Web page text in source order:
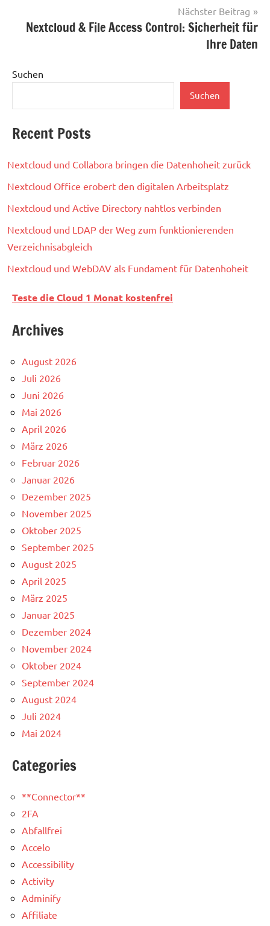
Nächster Beitrag
Nextcloud & File Access Control: Sicherheit für
Ihre Daten
Suchen
Suchen
Recent Posts
Nextcloud und Collabora bringen die Datenhoheit zurück
Nextcloud Office erobert den digitalen Arbeitsplatz
Nextcloud und Active Directory nahtlos verbinden
Nextcloud und LDAP der Weg zum funktionierenden
Verzeichnisabgleich
Nextcloud und WebDAV als Fundament für Datenhoheit
Teste die Cloud 1 Monat kostenfrei
Archives
August 2026
Juli 2026
Juni 2026
Mai 2026
April 2026
März 2026
Februar 2026
Januar 2026
Dezember 2025
November 2025
Oktober 2025
September 2025
August 2025
April 2025
März 2025
Januar 2025
Dezember 2024
November 2024
Oktober 2024
September 2024
August 2024
Juli 2024
Mai 2024
Categories
**Connector**
2FA
Abfallfrei
Accelo
Accessibility
Activity
Adminify
Affiliate